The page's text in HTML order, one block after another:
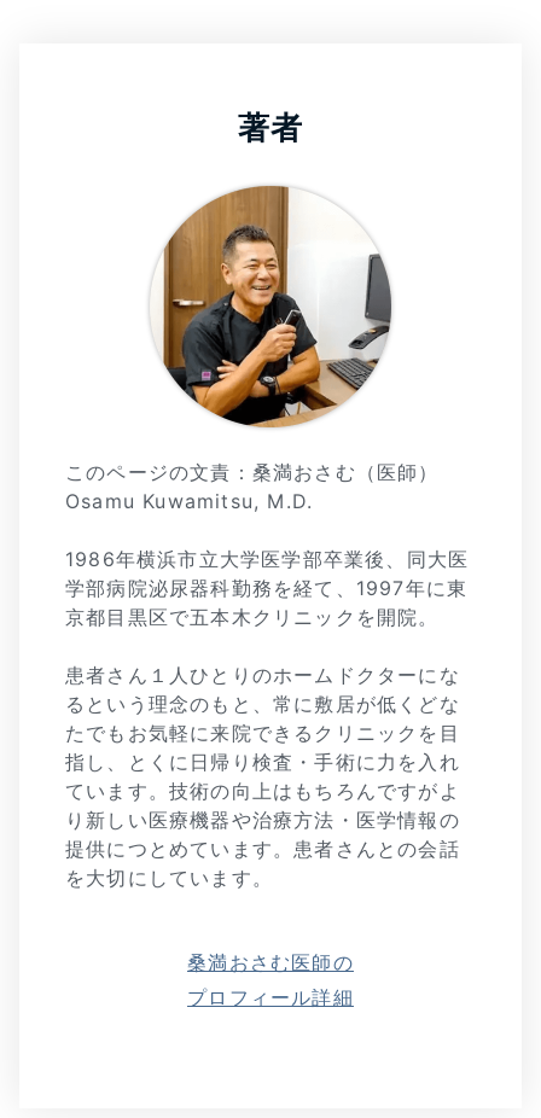
著者
このページの文責：桑満おさむ（医師）
Osamu Kuwamitsu, M.D.
1986年横浜市立大学医学部卒業後、同大医
学部病院泌尿器科勤務を経て、1997年に東
京都目黒区で五本木クリニックを開院。
患者さん１人ひとりのホームドクターにな
るという理念のもと、常に敷居が低くどな
たでもお気軽に来院できるクリニックを目
指し、とくに日帰り検査・手術に力を入れ
ています。技術の向上はもちろんですがよ
り新しい医療機器や治療方法・医学情報の
提供につとめています。患者さんとの会話
を大切にしています。
桑満おさむ医師の
プロフィール詳細